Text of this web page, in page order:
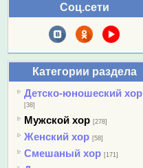
Соц.сети
Категории раздела
Детско-юношеский хор
[38]
Мужской хор [278]
Женский хор [58]
Смешаный хор [171]